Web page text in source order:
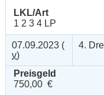
LKL/Art
1 2 3 4 LP
07.09.2023 (
v)
4.
Preisgeld
750,00 €